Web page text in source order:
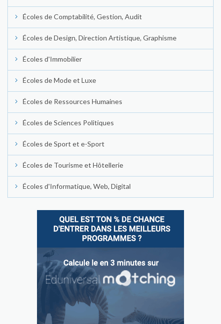
Écoles de Comptabilité, Gestion, Audit
Écoles de Design, Direction Artistique, Graphisme
Écoles d'Immobilier
Écoles de Mode et Luxe
Écoles de Ressources Humaines
Écoles de Sciences Politiques
Écoles de Sport et e-Sport
Écoles de Tourisme et Hôtellerie
Écoles d'Informatique, Web, Digital